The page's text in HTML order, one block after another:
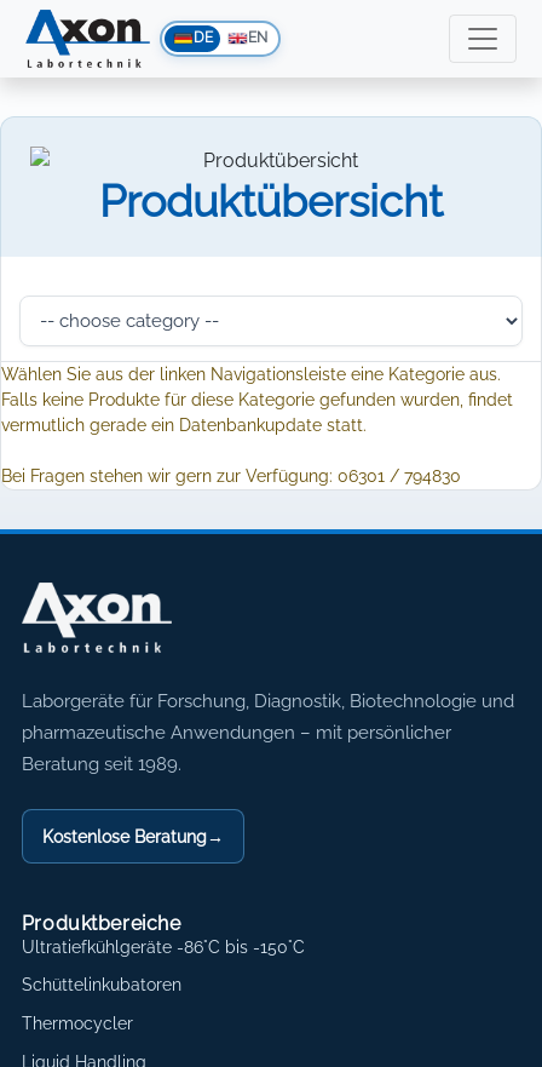
DE EN
Produktübersicht
Wählen Sie aus der linken Navigationsleiste eine Kategorie aus.
Falls keine Produkte für diese Kategorie gefunden wurden, findet
vermutlich gerade ein Datenbankupdate statt.
Bei Fragen stehen wir gern zur Verfügung: 06301 / 794830
Axon Labortechnik
Laborgeräte für Forschung, Diagnostik, Biotechnologie und
pharmazeutische Anwendungen – mit persönlicher
Beratung seit 1989.
Kostenlose Beratung→
Produktbereiche
Ultratiefkühlgeräte -86°C bis -150°C
Schüttelinkubatoren
Thermocycler
Liquid Handling